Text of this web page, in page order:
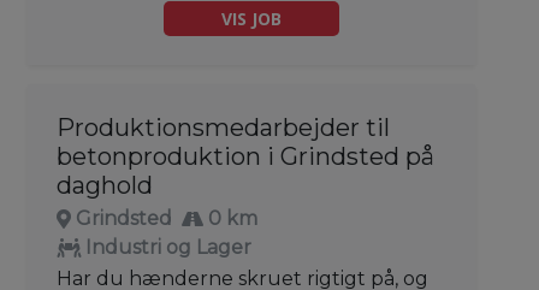
VIS JOB
Produktionsmedarbejder til
betonproduktion i Grindsted på
daghold
Grindsted
0 km
Industri og Lager
Har du hænderne skruet rigtigt på, og